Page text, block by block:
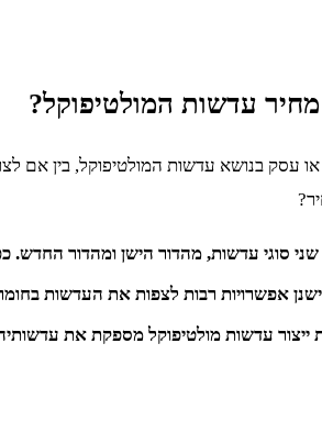
עדשות המולטיפוקל?
סוגי עדשות, מהדור הישן ומהדור החדש.
אפשרויות רבות לצפות את העדשות
ייצור עדשות מולטיפוקל מספקת את